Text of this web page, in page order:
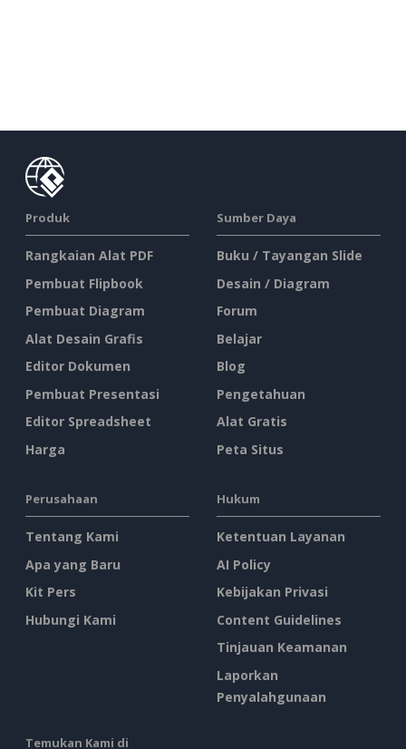
Produk
Rangkaian Alat PDF
Pembuat Flipbook
Pembuat Diagram
Alat Desain Grafis
Editor Dokumen
Pembuat Presentasi
Editor Spreadsheet
Harga
Sumber Daya
Buku / Tayangan Slide
Desain / Diagram
Forum
Belajar
Blog
Pengetahuan
Alat Gratis
Peta Situs
Perusahaan
Tentang Kami
Apa yang Baru
Kit Pers
Hubungi Kami
Hukum
Ketentuan Layanan
AI Policy
Kebijakan Privasi
Content Guidelines
Tinjauan Keamanan
Laporkan
Penyalahgunaan
Temukan Kami di